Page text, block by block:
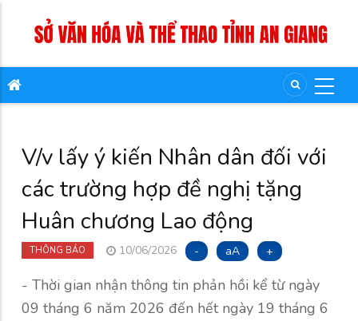
V/v lấy ý kiến Nhân dân đối với
các trường hợp đề nghị tặng
Huân chương Lao động
THÔNG BÁO 10/06/2026 - aA +
- Thời gian nhận thông tin phản hồi kể từ ngày
09 tháng 6 năm 2026 đến hết ngày 19 tháng 6